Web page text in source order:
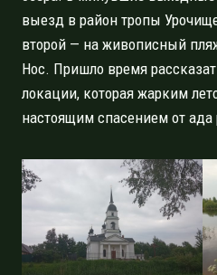
выезд в район тропы
второй — на живописный
Нос. Пришло время
локации, которая жарким
настоящим спасением от ада